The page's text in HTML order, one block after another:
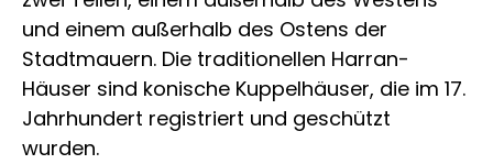
und einem außerhalb des Ostens der
Stadtmauern. Die traditionellen Harran-
Häuser sind konische Kuppelhäuser, die im 17.
Jahrhundert registriert und geschützt
wurden.